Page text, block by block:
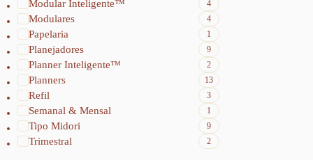
Modular Inteligente™ 4
Modulares 4
Papelaria 1
Planejadores 9
Planner Inteligente™ 2
Planners 13
Refil 3
Semanal & Mensal 1
Tipo Midori 9
Trimestral 2